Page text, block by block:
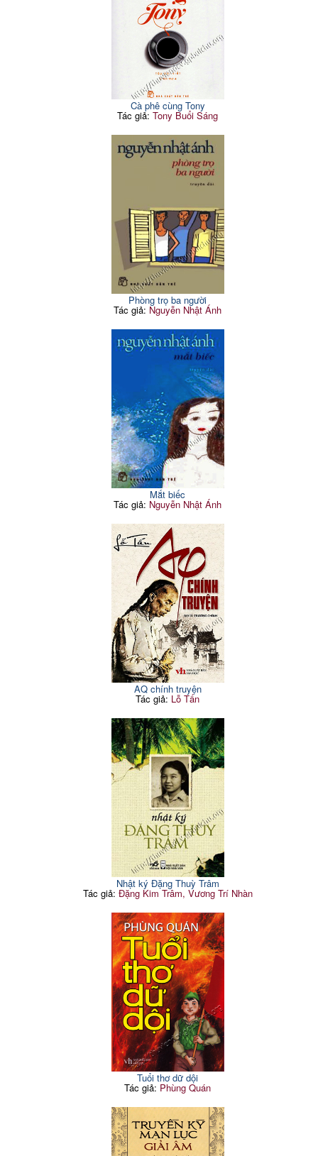
Cà phê cùng Tony
Tác giả:Tony Buổi Sáng
Phòng trọ ba người
Tác giả: Nguyễn Nhật Ánh
Mắt biếc
Tác giả: Nguyễn Nhật Ánh
AQ chính truyện
Tác giả: Lỗ Tấn
Nhật ký Đặng Thuỳ Trâm
Tác giả: Đặng Kim Trâm, Vương Trí Nhàn
Tuổi thơ dữ dội
Tác giả: Phùng Quán